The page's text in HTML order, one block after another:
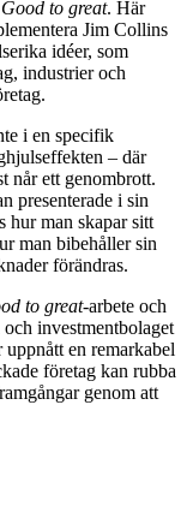
Good to great. Här
Jim Collins
idéer, som
industrier och
i en specifik
– där
når ett genombrott.
presenterade i sin
hur man skapar sitt
man bibehåller sin
förändras.
to great-arbete och
investmentbolaget
en remarkabel
företag kan rubba
genom att